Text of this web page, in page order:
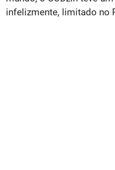
infelizmente, limitado no